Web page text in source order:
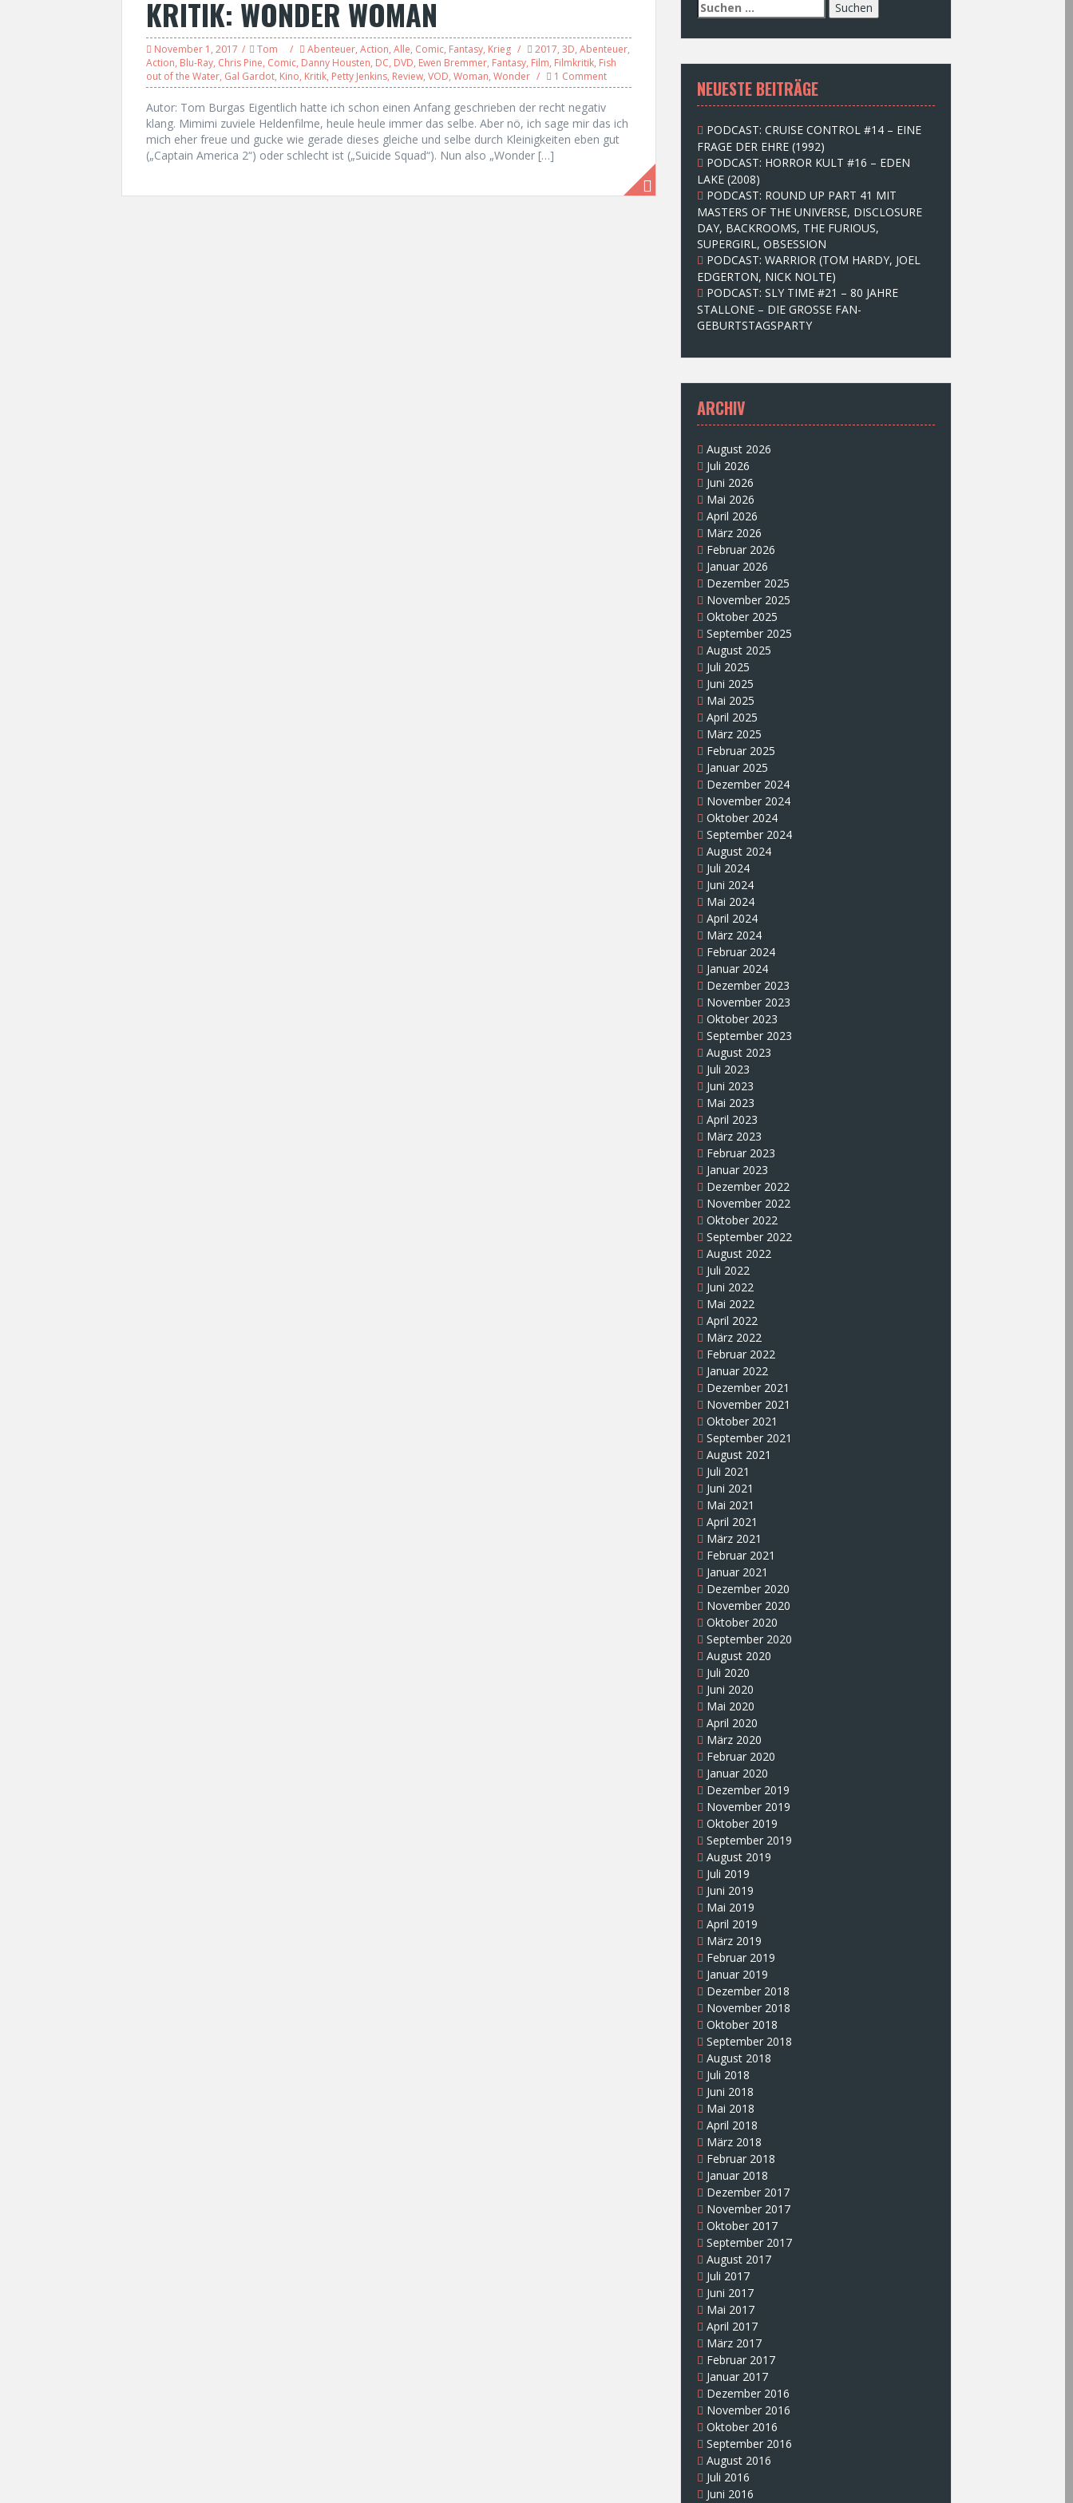
KRITIK: WONDER WOMAN
November 1, 2017 Tom Abenteuer, Action, Alle, Comic, Fantasy, Krieg 2017, 3D, Abenteuer,
Action, Blu-Ray, Chris Pine, Comic, Danny Housten, DC, DVD, Ewen Bremmer, Fantasy, Film, Filmkritik, Fish
out of the Water, Gal Gardot, Kino, Kritik, Petty Jenkins, Review, VOD, Woman, Wonder 1 Comment
Autor: Tom Burgas Eigentlich hatte ich schon einen Anfang geschrieben der recht negativ
klang. Mimimi zuviele Heldenfilme, heule heule immer das selbe. Aber nö, ich sage mir das ich
mich eher freue und gucke wie gerade dieses gleiche und selbe durch Kleinigkeiten eben gut
(„Captain America 2“) oder schlecht ist („Suicide Squad“). Nun also „Wonder […]
S
u
c
e
n
n
c
h
:
NEUESTE BEITRÄGE
PODCAST: CRUISE CONTROL #14 – EINE
FRAGE DER EHRE (1992)
PODCAST: HORROR KULT #16 – EDEN
LAKE (2008)
PODCAST: ROUND UP PART 41 MIT
MASTERS OF THE UNIVERSE, DISCLOSURE
DAY, BACKROOMS, THE FURIOUS,
SUPERGIRL, OBSESSION
PODCAST: WARRIOR (TOM HARDY, JOEL
EDGERTON, NICK NOLTE)
PODCAST: SLY TIME #21 – 80 JAHRE
STALLONE – DIE GROSSE FAN-
GEBURTSTAGSPARTY
ARCHIV
August 2026
Juli 2026
Juni 2026
Mai 2026
April 2026
März 2026
Februar 2026
Januar 2026
Dezember 2025
November 2025
Oktober 2025
September 2025
August 2025
Juli 2025
Juni 2025
Mai 2025
April 2025
März 2025
Februar 2025
Januar 2025
Dezember 2024
November 2024
Oktober 2024
September 2024
August 2024
Juli 2024
Juni 2024
Mai 2024
April 2024
März 2024
Februar 2024
Januar 2024
Dezember 2023
November 2023
Oktober 2023
September 2023
August 2023
Juli 2023
Juni 2023
Mai 2023
April 2023
März 2023
Februar 2023
Januar 2023
Dezember 2022
November 2022
Oktober 2022
September 2022
August 2022
Juli 2022
Juni 2022
Mai 2022
April 2022
März 2022
Februar 2022
Januar 2022
Dezember 2021
November 2021
Oktober 2021
September 2021
August 2021
Juli 2021
Juni 2021
Mai 2021
April 2021
März 2021
Februar 2021
Januar 2021
Dezember 2020
November 2020
Oktober 2020
September 2020
August 2020
Juli 2020
Juni 2020
Mai 2020
April 2020
März 2020
Februar 2020
Januar 2020
Dezember 2019
November 2019
Oktober 2019
September 2019
August 2019
Juli 2019
Juni 2019
Mai 2019
April 2019
März 2019
Februar 2019
Januar 2019
Dezember 2018
November 2018
Oktober 2018
September 2018
August 2018
Juli 2018
Juni 2018
Mai 2018
April 2018
März 2018
Februar 2018
Januar 2018
Dezember 2017
November 2017
Oktober 2017
September 2017
August 2017
Juli 2017
Juni 2017
Mai 2017
April 2017
März 2017
Februar 2017
Januar 2017
Dezember 2016
November 2016
Oktober 2016
September 2016
August 2016
Juli 2016
Juni 2016